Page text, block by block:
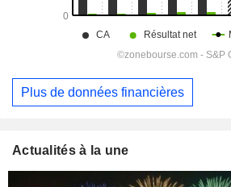
Plus de données financières
Actualités à la une